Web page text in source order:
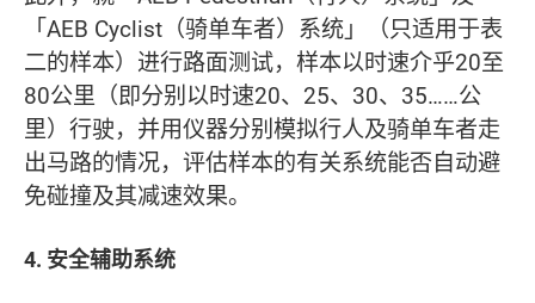
「AEB Cyclist（骑单车者）系统」（只适用于表
二的样本）进行路面测试，样本以时速介乎20至
80公里（即分别以时速20、25、30、35……公
里）行驶，并用仪器分别模拟行人及骑单车者走
出马路的情况，评估样本的有关系统能否自动避
免碰撞及其减速效果。
4. 安全辅助系统